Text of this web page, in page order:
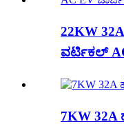
22KW
ವರ್ಟಿಕಲ್
7KW